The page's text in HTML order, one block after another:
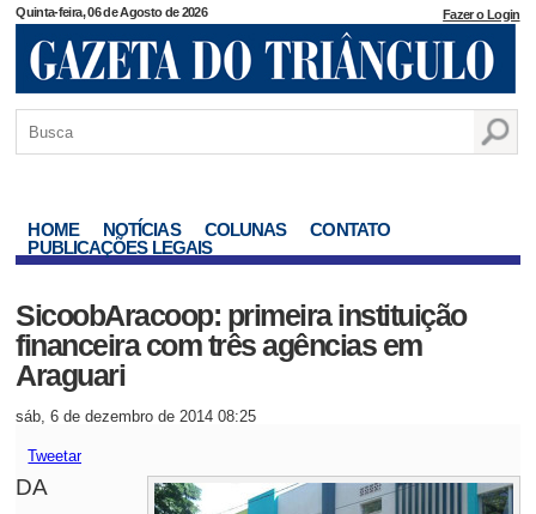
Quinta-feira, 06 de Agosto de 2026 Fazer o Login
HOME NOTÍCIAS COLUNAS
CONTATO
PUBLICAÇÕES LEGAIS
SicoobAracoop: primeira instituição
financeira com três agências em
Araguari
sáb, 6 de dezembro de 2014 08:25
Tweetar
DA